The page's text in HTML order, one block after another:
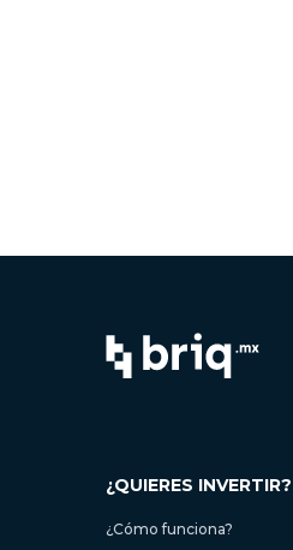
¿QUIERES INVERTIR?
¿Cómo funciona?